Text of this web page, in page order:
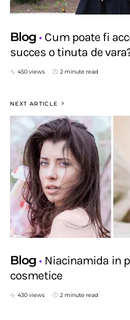
Blog
Cum poate fi
succes o tinuta de
450 views 2 minute read
NEXT ARTICLE
Blog
Niacinamida in
cosmetice
430 views 2 minute read